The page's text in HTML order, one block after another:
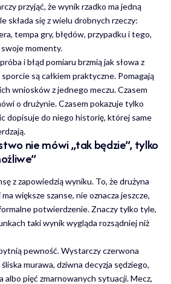
przyjąć, że wynik rzadko ma jedną
składa się z wielu drobnych rzeczy:
tempa gry, błędów, przypadku i tego,
swoje momenty.
i błąd pomiaru brzmią jak słowa z
są całkiem praktyczne. Pomagają
wniosków z jednego meczu. Czasem
o drużynie. Czasem pokazuje tylko
dopisuje do niego historię, której same
nie mówi „tak będzie”, tylko
z zapowiedzią wyniku. To, że drużyna
większe szanse, nie oznacza jeszcze,
potwierdzenie. Znaczy tylko tyle,
taki wynik wygląda rozsądniej niż
pewność. Wystarczy czerwona
murawa, dziwna decyzja sędziego,
albo pięć zmarnowanych sytuacji. Mecz,